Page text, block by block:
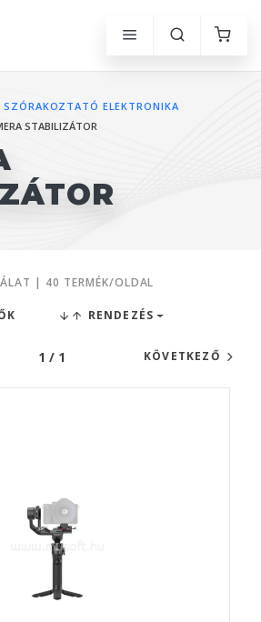
SZÓRAKOZTATÓ ELEKTRONIKA
STABILIZÁTOR
| 40 TERMÉK/OLDAL
RENDEZÉS
1 / 1 KÖVETKEZŐ